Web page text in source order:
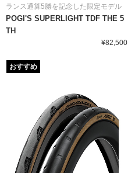
ランス通算5勝を記念した限定モデル
POGI'S SUPERLIGHT TDF THE 5
TH
¥82,500
おすすめ